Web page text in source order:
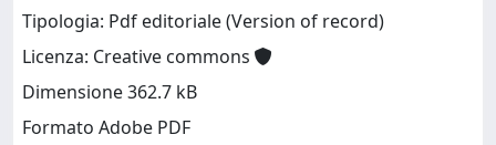
Tipologia: Pdf editoriale (Version of record)
Licenza: Creative commons
Dimensione 362.7 kB
Formato Adobe PDF